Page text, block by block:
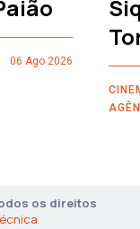
06 Ago 2026
os direitos